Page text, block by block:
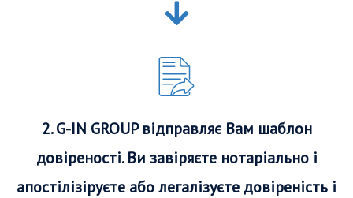
2. G-IN GROUP відправляє Вам шаблон
довіреності. Ви завіряєте нотаріально і
апостілізіруєте або легалізуєте довіреність і